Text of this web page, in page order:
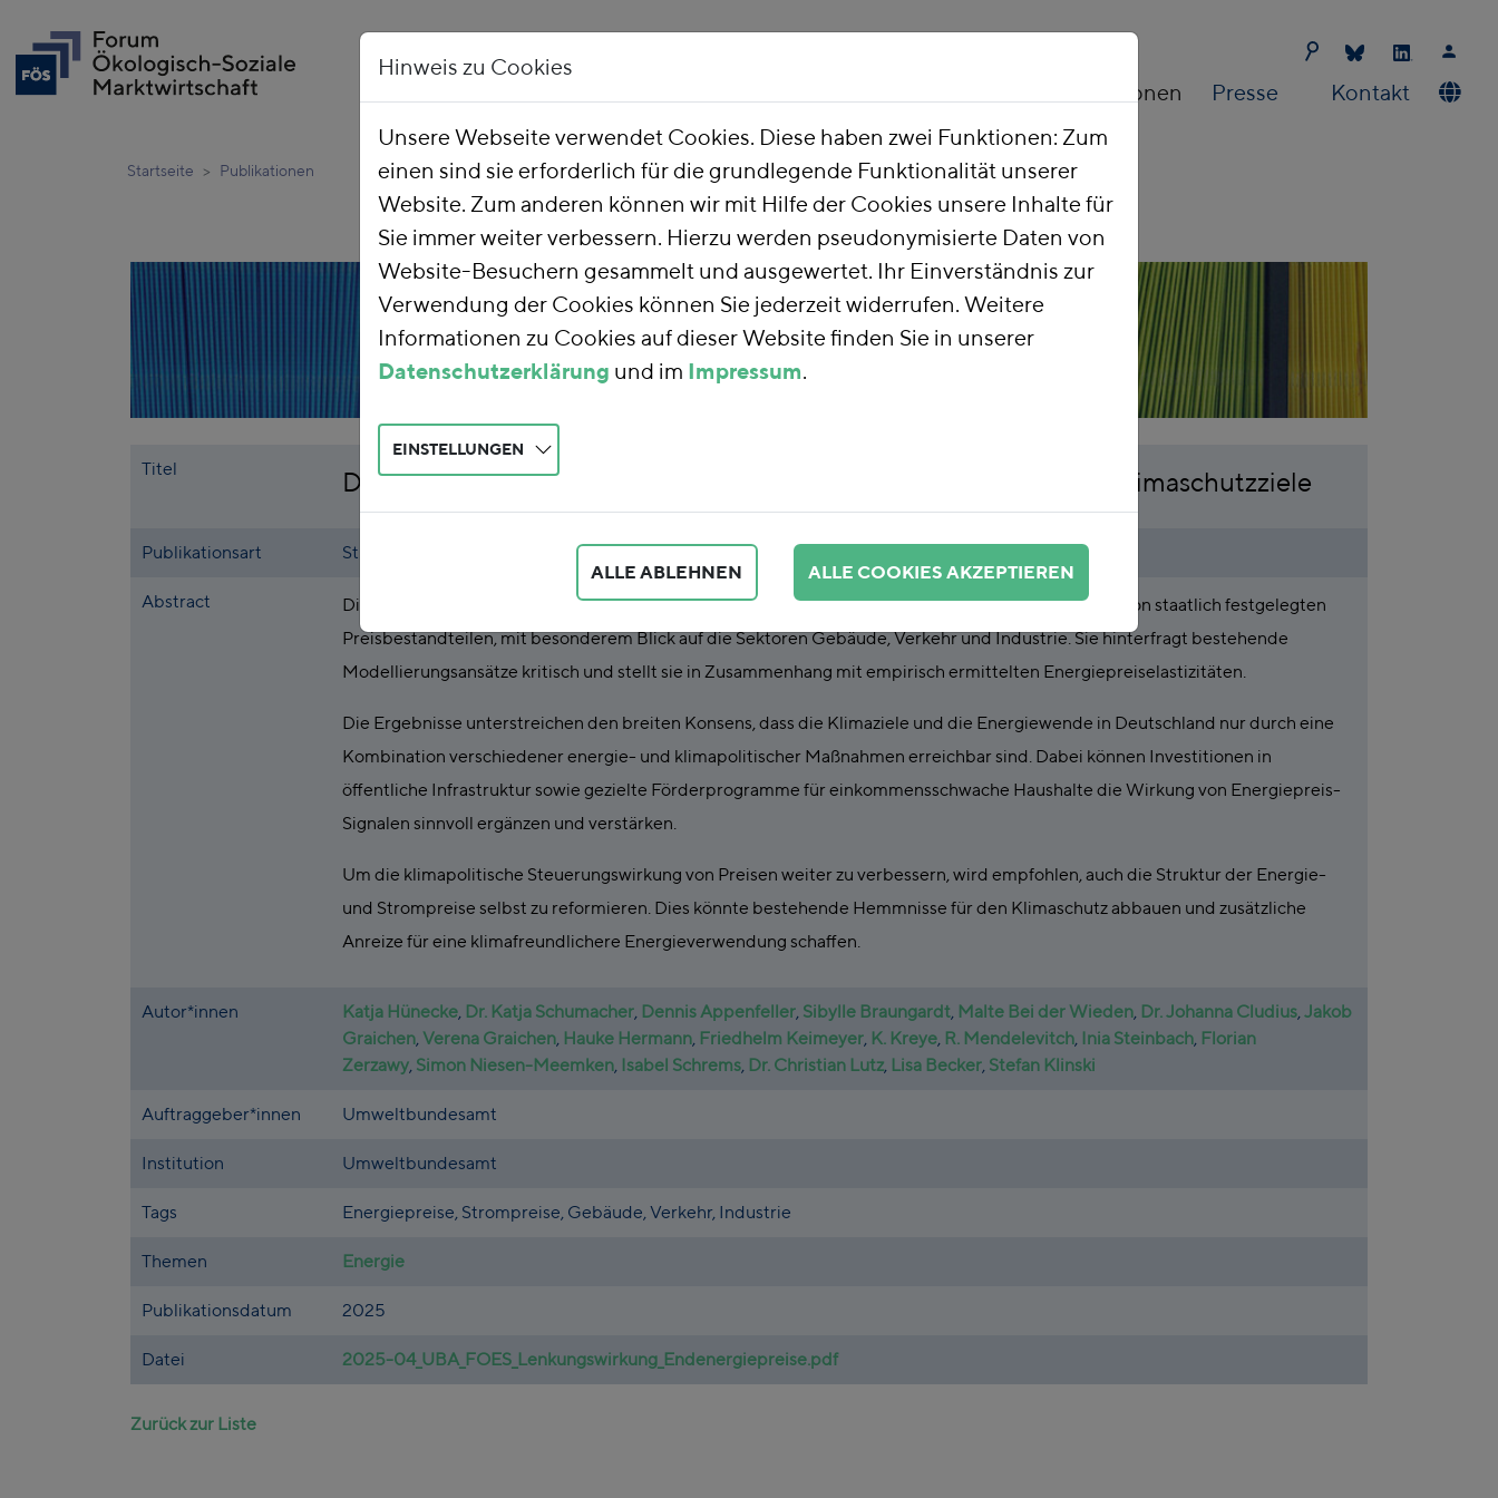
Publikationen Presse Kontakt
Startseite Publikationen
Titel Die Lenkungswirkung von Endenergiepreisen zur Erreichung der Klimaschutzziele
Publikationsart Studie
Abstract
Die Studie analysiert die klimapolitische Steuerungswirkung von Energie- und Strompreisen sowie von staatlich festgelegten
Preisbestandteilen, mit besonderem Blick auf die Sektoren Gebäude, Verkehr und Industrie. Sie hinterfragt bestehende
Modellierungsansätze kritisch und stellt sie in Zusammenhang mit empirisch ermittelten Energiepreiselastizitäten.
Die Ergebnisse unterstreichen den breiten Konsens, dass die Klimaziele und die Energiewende in Deutschland nur durch eine
Kombination verschiedener energie- und klimapolitischer Maßnahmen erreichbar sind. Dabei können Investitionen in
öffentliche Infrastruktur sowie gezielte Förderprogramme für einkommensschwache Haushalte die Wirkung von Energiepreis-
Signalen sinnvoll ergänzen und verstärken.
Um die klimapolitische Steuerungswirkung von Preisen weiter zu verbessern, wird empfohlen, auch die Struktur der Energie-
und Strompreise selbst zu reformieren. Dies könnte bestehende Hemmnisse für den Klimaschutz abbauen und zusätzliche
Anreize für eine klimafreundlichere Energieverwendung schaffen.
Autor*innen Katja Hünecke Dr. Katja Schumacher Dennis Appenfeller Sibylle Braungardt Malte Bei der Wieden Dr. Johanna Cludius Jakob
Graichen Verena Graichen Hauke Hermann Friedhelm Keimeyer K. Kreye R. Mendelevitch Inia Steinbach Florian
Zerzawy Simon Niesen-Meemken Isabel Schrems Dr. Christian Lutz Lisa Becker Stefan Klinski
Auftraggeber*innen Umweltbundesamt
Institution Umweltbundesamt
Tags Energiepreise, Strompreise, Gebäude, Verkehr, Industrie
Themen Energie
Publikationsdatum 2025
Datei 2025-04_UBA_FOES_Lenkungswirkung_Endenergiepreise.pdf
Zurück zur Liste
Hinweis zu Cookies
Unsere Webseite verwendet Cookies. Diese haben zwei Funktionen: Zum
einen sind sie erforderlich für die grundlegende Funktionalität unserer
Website. Zum anderen können wir mit Hilfe der Cookies unsere Inhalte für
Sie immer weiter verbessern. Hierzu werden pseudonymisierte Daten von
Website-Besuchern gesammelt und ausgewertet. Ihr Einverständnis zur
Verwendung der Cookies können Sie jederzeit widerrufen. Weitere
Informationen zu Cookies auf dieser Website finden Sie in unserer
Datenschutzerklärung und im Impressum.
EINSTELLUNGEN
ALLE ABLEHNEN ALLE COOKIES AKZEPTIEREN